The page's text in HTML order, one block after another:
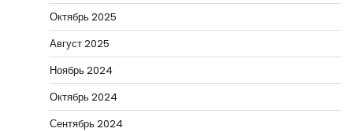
Октябрь 2025
Август 2025
Ноябрь 2024
Октябрь 2024
Сентябрь 2024